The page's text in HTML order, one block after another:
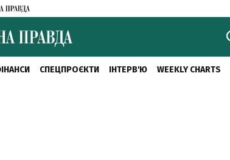
СПЕЦПРОЄКТИ ІНТЕРВ'Ю WEEKLY CHARTS